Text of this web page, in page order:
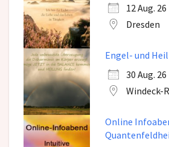
12 Aug. 26
Dresden
Engel- und
30 Aug. 26
Windeck-
Online